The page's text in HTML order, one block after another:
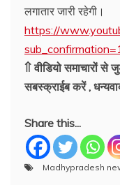
लगातार जारी रहेगी।
https://
⇑ वीडियो समाचारों
सबस्क्राईब करें ,
Share this...
Madhypradesh